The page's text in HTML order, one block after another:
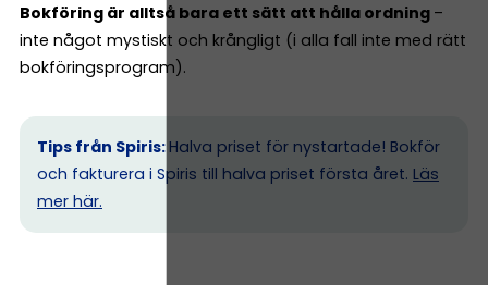
Bokföring är alltså bara ett sätt att hålla ordning –
inte något mystiskt och krångligt (i alla fall inte med rätt
bokföringsprogram).
Tips från Spiris: Halva priset för nystartade! Bokför
och fakturera i Spiris till halva priset första året. Läs
mer här.